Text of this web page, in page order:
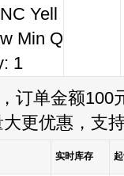
Yell
Min Q
1
订单金额100
更优惠，支
实时库存